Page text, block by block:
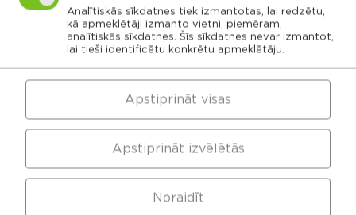
Maltas apvienības
pārvalde
Kaunatas apvienības
pārvalde
Viļānu apvienības
Feimaņu
pagasts
Pušas
pagasts
Maltas
pagasts
Mākoņkalna
pagasts
pagasts
Analītiskās sīkdatnes tiek izmantotas, lai redzētu,
kā apmeklētāji izmanto vietni, piemēram,
analītiskās sīkdatnes. Šīs sīkdatnes nevar izmantot,
lai tieši identificētu konkrētu apmeklētāju.
Noraidīt
Apstiprināt izvēlētās
Apstiprināt visas